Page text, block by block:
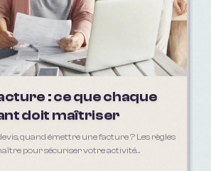
: ce que chaque
doit maîtriser
quand émettre une facture ? Les règles
pour sécuriser votre activité